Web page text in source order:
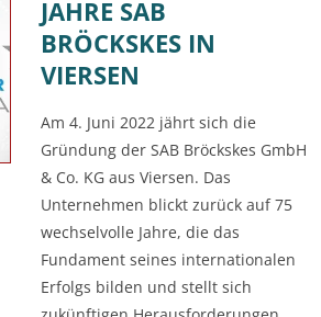
JAHRE SAB
BRÖCKSKES IN
VIERSEN
Am 4. Juni 2022 jährt sich die
Gründung der SAB Bröckskes GmbH
& Co. KG aus Viersen. Das
Unternehmen blickt zurück auf 75
wechselvolle Jahre, die das
Fundament seines internationalen
Erfolgs bilden und stellt sich